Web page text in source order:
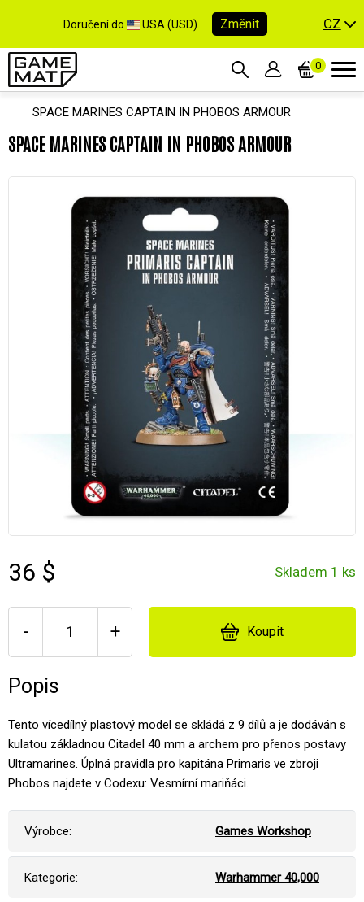
Doručení do USA (USD) Změnit CZ
0
SPACE MARINES CAPTAIN IN PHOBOS ARMOUR
SPACE MARINES CAPTAIN IN PHOBOS ARMOUR
36 $ Skladem 1 ks
- + Koupit
Popis
Tento vícedílný plastový model se skládá z 9 dílů a je dodáván s
kulatou základnou Citadel 40 mm a archem pro přenos postavy
Ultramarines. Úplná pravidla pro kapitána Primaris ve zbroji
Phobos najdete v Codexu: Vesmírní mariňáci.
Výrobce: Games Workshop
Kategorie: Warhammer 40,000